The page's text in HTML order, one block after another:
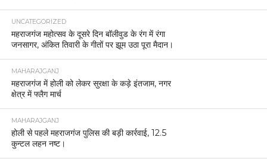
UNCATEGORIZED
महराजगंज महोत्सव के दूसरे दिन बॉलीवुड के रंग में रंगा
जनसागर, अंकित तिवारी के गीतों पर झूम उठा पूरा मैदान।
MAHARAJGANJ
महराजगंज में होली को लेकर सुरक्षा के कड़े इंतजाम, नगर
क्षेत्र में फ्लैग मार्च
MAHARAJGANJ
होली से पहले महराजगंज पुलिस की बड़ी कार्रवाई, 12.5
कुन्टल लहन नष्ट।